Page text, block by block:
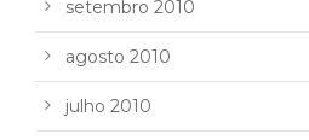
setembro 2010
agosto 2010
julho 2010